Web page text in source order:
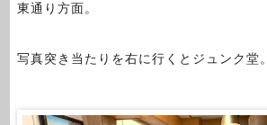
東通り方面。
写真突き当たりを右に行くとジュンク堂。